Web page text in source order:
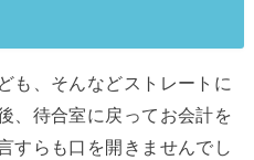
も、そんなどストレートに
、待合室に戻ってお会計を
すらも口を開きませんでし